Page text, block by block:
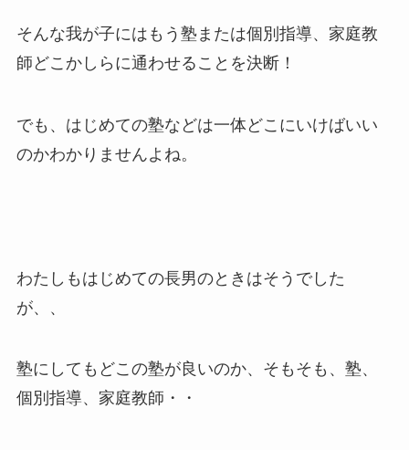
そんな我が子にはもう塾または個別指導、家庭教
師どこかしらに通わせることを決断！
でも、はじめての塾などは一体どこにいけばいい
のかわかりませんよね。
わたしもはじめての長男のときはそうでした
が、、
塾にしてもどこの塾が良いのか、そもそも、塾、
個別指導、家庭教師・・